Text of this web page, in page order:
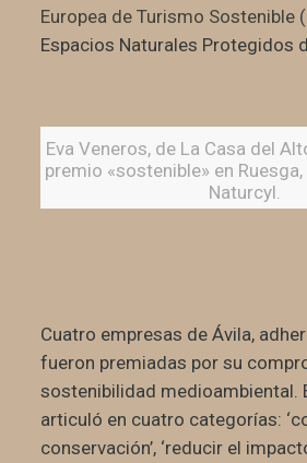
Europea de Turismo Sostenible
Espacios Naturales Protegidos
Eva Veneros, de La Casa del
premio «sostenible» en
Naturcyl.
Cuatro empresas de Ávila,
fueron premiadas por su
sostenibilidad medioambiental.
articuló en cuatro categorías:
conservación’, ‘reducir el